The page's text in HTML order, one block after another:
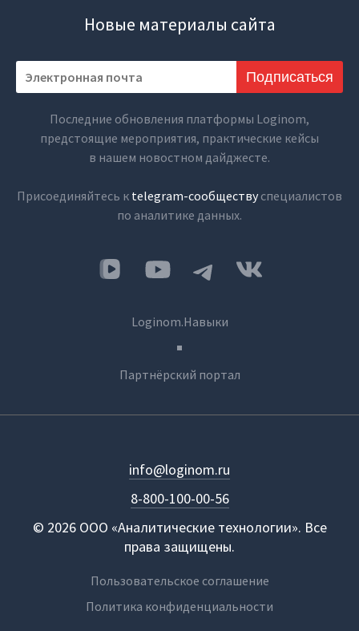
Новые материалы сайта
Подписаться
Последние обновления платформы Loginom,
предстоящие мероприятия, практические кейсы
в нашем новостном дайджесте.
Присоединяйтесь к telegram-сообществу специалистов
по аналитике данных.
Loginom.Навыки
Партнёрский портал
© 2026 ООО «Аналитические технологии». Все
права защищены.
8-800-100-00-56
info@loginom.ru
Пользовательское соглашение
Политика конфиденциальности